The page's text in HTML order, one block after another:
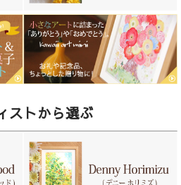
ストから選ぶ